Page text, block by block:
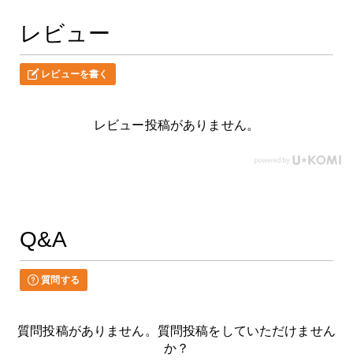
レビュー
レビューを書く
レビュー投稿がありません。
Q&A
質問する
質問投稿がありません。質問投稿をしていただけません
か？